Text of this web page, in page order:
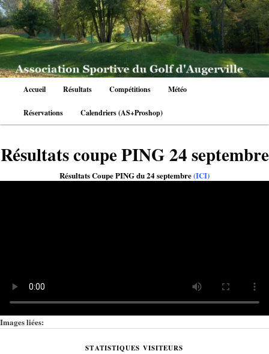
Aller
au
contenu
principal
Accueil Résultats Compétitions Météo
Réservations Calendriers (AS+Proshop)
Résultats coupe PING 24 septembre
Résultats Coupe PING du 24 septembre(ICI)
Images liées:
STATISTIQUES VISITEURS